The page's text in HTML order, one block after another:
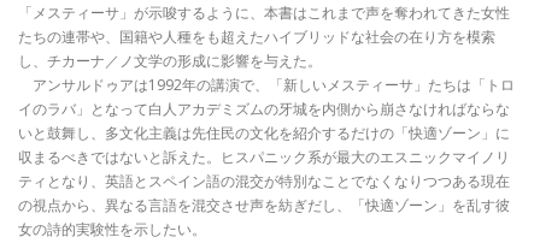
「メスティーサ」が示唆するように、本書はこれまで声を奪われてきた女性
たちの連帯や、国籍や人種をも超えたハイブリッドな社会の在り方を模索
し、チカーナ／ノ文学の形成に影響を与えた。
アンサルドゥアは1992年の講演で、「新しいメスティーサ」たちは「トロ
イのラバ」となって白人アカデミズムの牙城を内側から崩さなければならな
いと鼓舞し、多文化主義は先住民の文化を紹介するだけの「快適ゾーン」に
収まるべきではないと訴えた。ヒスパニック系が最大のエスニックマイノリ
ティとなり、英語とスペイン語の混交が特別なことでなくなりつつある現在
の視点から、異なる言語を混交させ声を紡ぎだし、「快適ゾーン」を乱す彼
女の詩的実験性を示したい。